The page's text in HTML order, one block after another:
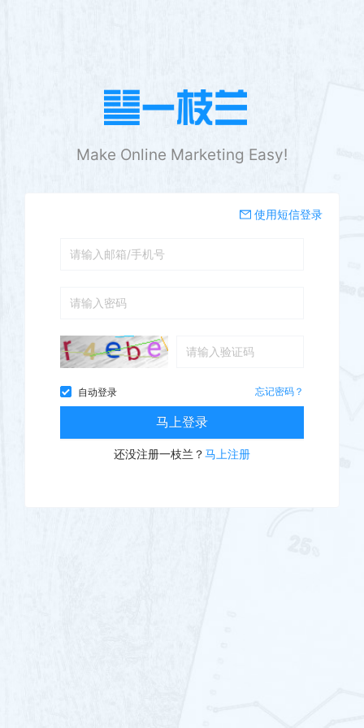
Make Online Marketing Easy!
使用短信登录
自动登录 忘记密码？
马上登录
还没注册一枝兰？马上注册